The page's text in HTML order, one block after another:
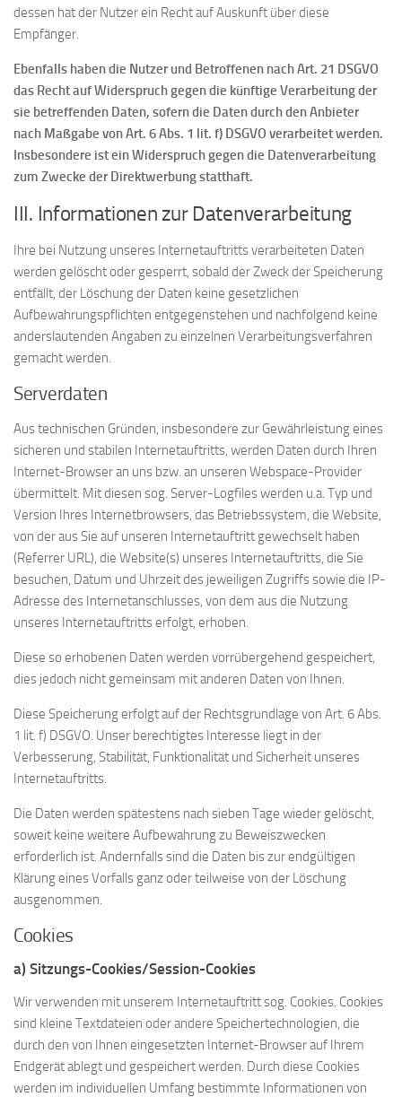
dessen hat der Nutzer ein Recht auf Auskunft über diese
Empfänger.
Ebenfalls haben die Nutzer und Betroffenen nach Art. 21 DSGVO
das Recht auf Widerspruch gegen die künftige Verarbeitung der
sie betreffenden Daten, sofern die Daten durch den Anbieter
nach Maßgabe von Art. 6 Abs. 1 lit. f) DSGVO verarbeitet werden.
Insbesondere ist ein Widerspruch gegen die Datenverarbeitung
zum Zwecke der Direktwerbung statthaft.
III. Informationen zur Datenverarbeitung
Ihre bei Nutzung unseres Internetauftritts verarbeiteten Daten
werden gelöscht oder gesperrt, sobald der Zweck der Speicherung
entfällt, der Löschung der Daten keine gesetzlichen
Aufbewahrungspflichten entgegenstehen und nachfolgend keine
anderslautenden Angaben zu einzelnen Verarbeitungsverfahren
gemacht werden.
Serverdaten
Aus technischen Gründen, insbesondere zur Gewährleistung eines
sicheren und stabilen Internetauftritts, werden Daten durch Ihren
Internet-Browser an uns bzw. an unseren Webspace-Provider
übermittelt. Mit diesen sog. Server-Logfiles werden u.a. Typ und
Version Ihres Internetbrowsers, das Betriebssystem, die Website,
von der aus Sie auf unseren Internetauftritt gewechselt haben
(Referrer URL), die Website(s) unseres Internetauftritts, die Sie
besuchen, Datum und Uhrzeit des jeweiligen Zugriffs sowie die IP-
Adresse des Internetanschlusses, von dem aus die Nutzung
unseres Internetauftritts erfolgt, erhoben.
Diese so erhobenen Daten werden vorrübergehend gespeichert,
dies jedoch nicht gemeinsam mit anderen Daten von Ihnen.
Diese Speicherung erfolgt auf der Rechtsgrundlage von Art. 6 Abs.
1 lit. f) DSGVO. Unser berechtigtes Interesse liegt in der
Verbesserung, Stabilität, Funktionalität und Sicherheit unseres
Internetauftritts.
Die Daten werden spätestens nach sieben Tage wieder gelöscht,
soweit keine weitere Aufbewahrung zu Beweiszwecken
erforderlich ist. Andernfalls sind die Daten bis zur endgültigen
Klärung eines Vorfalls ganz oder teilweise von der Löschung
ausgenommen.
Cookies
a) Sitzungs-Cookies/Session-Cookies
Wir verwenden mit unserem Internetauftritt sog. Cookies. Cookies
sind kleine Textdateien oder andere Speichertechnologien, die
durch den von Ihnen eingesetzten Internet-Browser auf Ihrem
Endgerät ablegt und gespeichert werden. Durch diese Cookies
werden im individuellen Umfang bestimmte Informationen von